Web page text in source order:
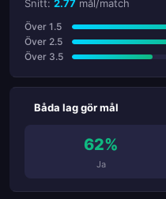
Snitt: 2.77 mål/match
Över 1.5
Över 2.5
Över 3.5
Båda lag gör mål
62%
Ja